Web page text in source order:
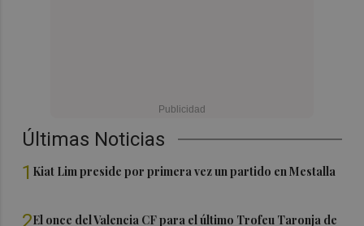
Últimas Noticias
1 Kiat Lim preside por primera vez un partido en Mestalla
2El once del Valencia CF para el último Trofeu Taronja de